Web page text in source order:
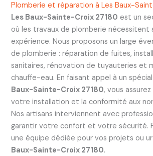
Plomberie et réparation à Les Baux-
Les Baux-Sainte-Croix 27180 est un
où les travaux de plomberie nécessitent
expérience. Nous proposons un large
de plomberie : réparation de fuites,
sanitaires, rénovation de tuyauteries et
chauffe-eau. En faisant appel à un
Baux-Sainte-Croix 27180, vous
votre installation et la conformité aux
Nos artisans interviennent avec
garantir votre confort et votre sécurité.
une équipe dédiée pour vos projets ou
Baux-Sainte-Croix 27180.